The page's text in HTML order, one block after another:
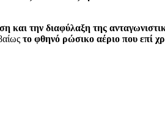
και την διαφύλαξη της
το φθηνό ρώσικο αέριο που επί